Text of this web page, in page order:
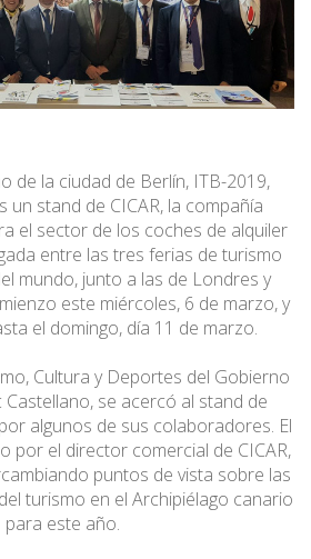
de la ciudad de Berlín, ITB-2019,
un stand de CICAR, la compañía
el sector de los coches de alquiler
entre las tres ferias de turismo
mundo, junto a las de Londres y
este miércoles, 6 de marzo, y
el domingo, día 11 de marzo.
Cultura y Deportes del Gobierno
Castellano, se acercó al stand de
algunos de sus colaboradores. El
por el director comercial de CICAR,
puntos de vista sobre las
turismo en el Archipiélago canario
para este año.